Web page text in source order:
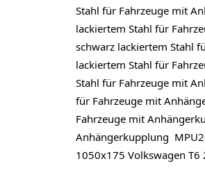
Stahl für Fahrzeuge mit
lackiertem Stahl für
schwarz lackiertem Stahl
lackiertem Stahl für
Stahl für Fahrzeuge mit
für Fahrzeuge mit
Fahrzeuge mit
Anhängerkupplung
1050x175 Volkswagen